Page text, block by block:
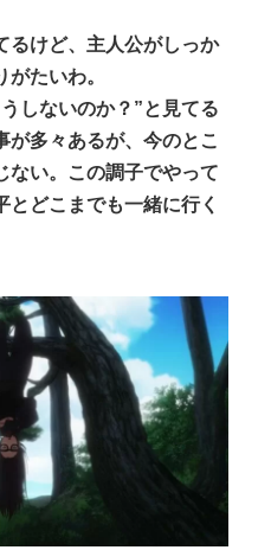
るけど、主人公がしっか
たいわ。
しないのか？”と見てる
が多々あるが、今のとこ
ない。この調子でやって
とどこまでも一緒に行く